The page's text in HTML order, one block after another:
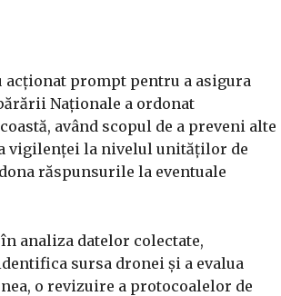
prompt pentru a asigura
Naționale a ordonat
având scopul de a preveni alte
vigilenței la nivelul unităților de
răspunsurile la eventuale
analiza datelor colectate,
sursa dronei și a evalua
o revizuire a protocoalelor de